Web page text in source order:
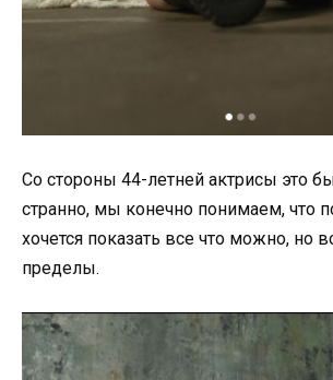
Со стороны 44-летней актрисы это
странно, мы конечно понимаем, что
хочется показать все что можно, но
пределы.